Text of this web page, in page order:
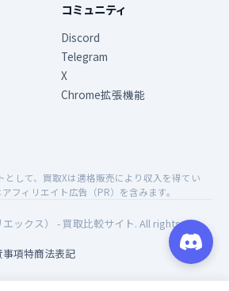
コミュニティ
Discord
Telegram
X
Chrome拡張機能
して、買取Xは適格販売により収入を得てい
フィリエイト広告（PR）を含みます。
エックス） - 買取比較サイト. All rights
事項特商法表記